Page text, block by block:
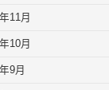
11月
10月
9月